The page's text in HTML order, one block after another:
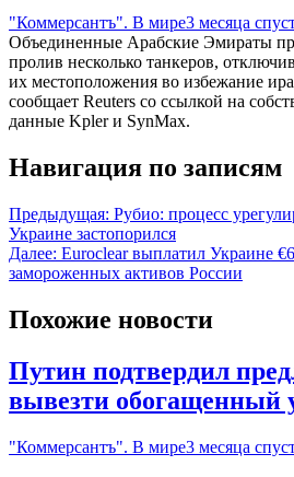
"Коммерсантъ". В мире3 месяца
Объединенные Арабские Эмираты
пролив несколько танкеров,
их местоположения во избежание
сообщает Reuters со ссылкой на
данные Kpler и SynMax.
Навигация по записям
Предыдущая: Рубио: процесс
Украине застопорился
Далее: Euroclear выплатил Украине
замороженных активов России
Похожие новости
Путин подтвердил
вывезти обогащенный
"Коммерсантъ". В мире3 месяца